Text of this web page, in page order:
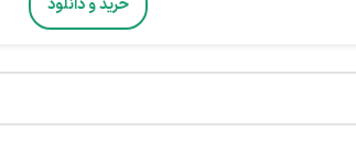
خرید و دانلود